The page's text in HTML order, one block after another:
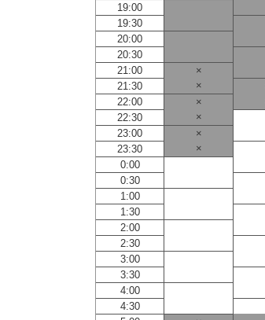
19:00
19:30
20:00
20:30
21:00
×
21:30
×
22:00
×
22:30
×
23:00
×
23:30
×
0:00
0:30
1:00
1:30
2:00
2:30
3:00
3:30
4:00
4:30